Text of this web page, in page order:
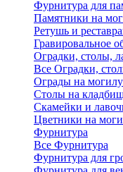
Фурнитура для
Памятники на
Ретушь и
Гравировальное
Оградки, столы,
Все Оградки,
Ограды на могилу
Столы на
Скамейки и
Цветники на
Фурнитура
Все Фурнитура
Фурнитура для